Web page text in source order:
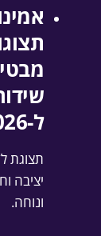
ל-2026)
תצוגת
יציבה
ונוחה.